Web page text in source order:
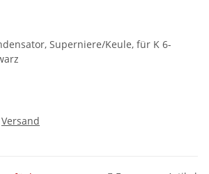
Superniere/Keule, für K 6-
Versand